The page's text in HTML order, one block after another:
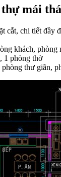
mái
cắt, chi tiết đầy
khách, phòng
1 phòng thờ
thư giãn,